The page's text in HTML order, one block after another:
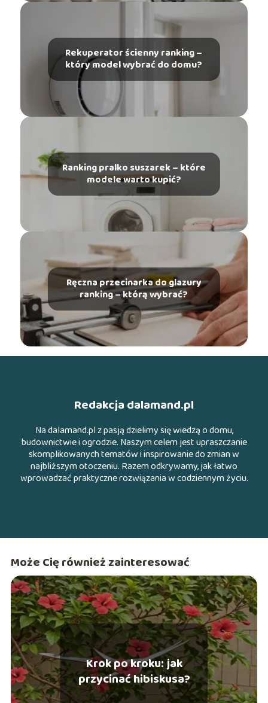
Rekuperator ścienny ranking –
który model wybrać do domu?
Ranking pralko suszarek – które
modele warto kupić?
Ręczna przecinarka do glazury
ranking – którą wybrać?
Redakcja dalamand.pl
Na dalamand.pl z pasją dzielimy się wiedzą o domu,
budownictwie i ogrodzie. Naszym celem jest upraszczanie
skomplikowanych tematów i inspirowanie do zmian w
najbliższym otoczeniu. Razem odkrywamy, jak łatwo
wprowadzać praktyczne rozwiązania w codziennym życiu.
Może Cię również zainteresować
Krok po kroku: jak
przycinać hibiskusa?